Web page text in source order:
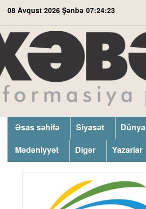
08 Avqust 2026 Şənbə 07:24:23
Əsas səhifə Siyasət Dünya
Mədəniyyət
Digər Yazarlar